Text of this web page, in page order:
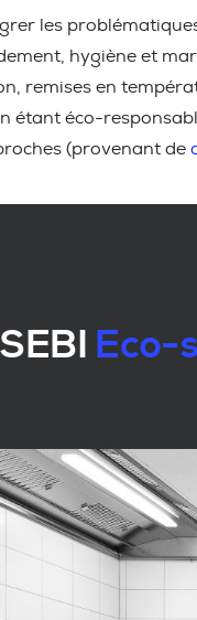
les
hygiène et
remises en
étant éco-
(provenant de
Eco-